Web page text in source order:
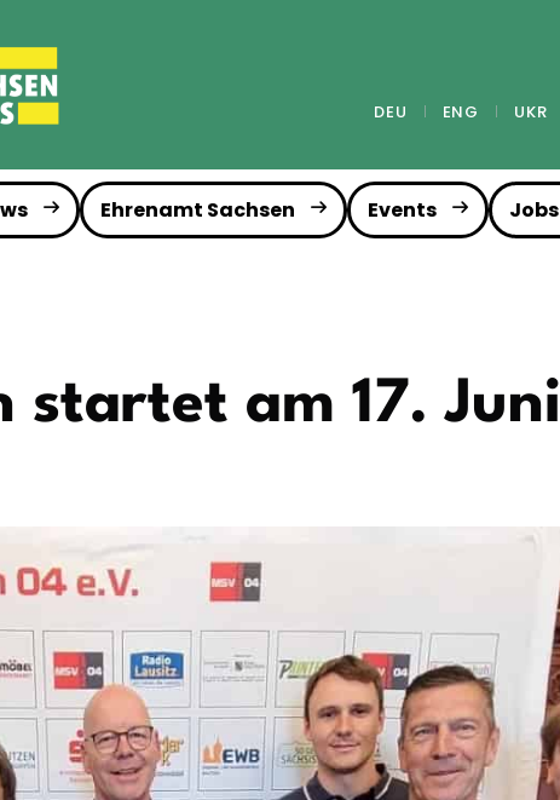
DEU ENG UKR
Ehrenamt Sachsen Events Jobs
startet am 17. Juni